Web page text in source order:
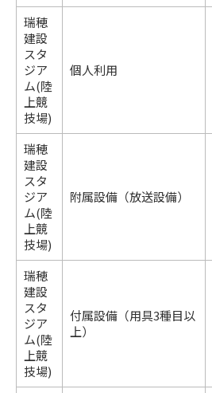
瑞穂
建設
スタ
ジア
ム(陸
上競
技場)
個人利用
瑞穂
建設
スタ
ジア
ム(陸
上競
技場)
附属設備（放送設備）
瑞穂
建設
スタ
ジア
ム(陸
上競
技場)
付属設備（用具3種目以
上）